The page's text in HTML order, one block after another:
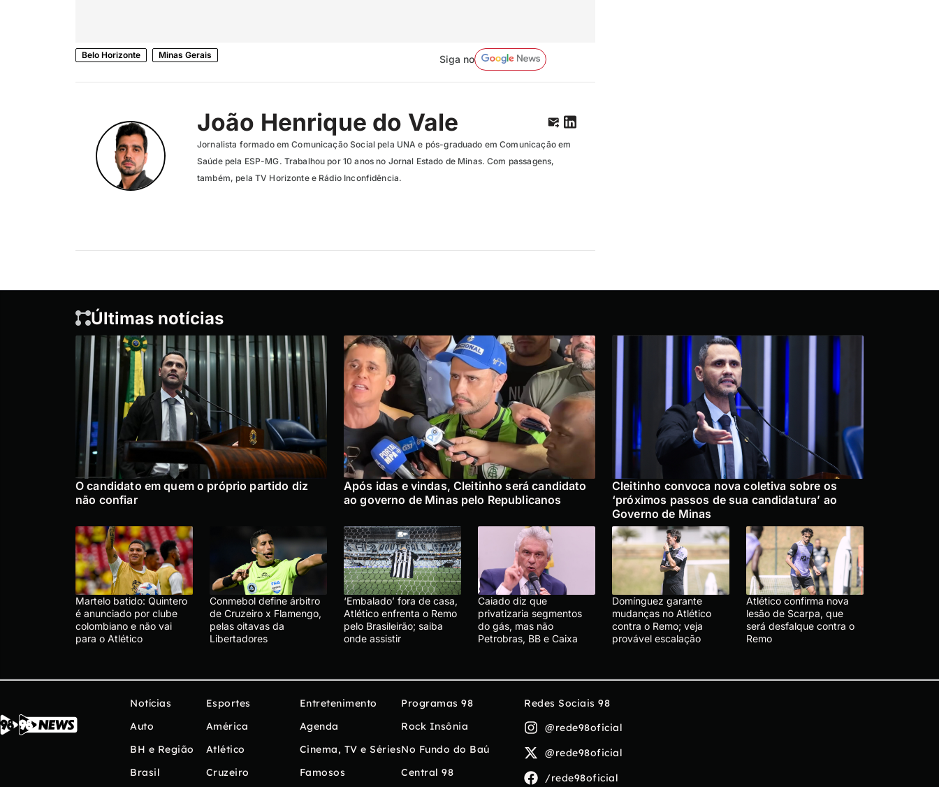
Belo Horizonte Minas Gerais Siga no
João Henrique do Vale
Jornalista formado em Comunicação Social pela UNA e pós-graduado em Comunicação em
Saúde pela ESP-MG. Trabalhou por 10 anos no Jornal Estado de Minas. Com passagens,
também, pela TV Horizonte e Rádio Inconfidência.
Últimas notícias
O candidato em quem o próprio partido diz
não confiar
Após idas e vindas, Cleitinho será candidato
ao governo de Minas pelo Republicanos
Cleitinho convoca nova coletiva sobre os
‘próximos passos de sua candidatura’ ao
Governo de Minas
Martelo batido: Quintero
é anunciado por clube
colombiano e não vai
para o Atlético
Conmebol define árbitro
de Cruzeiro x Flamengo,
pelas oitavas da
Libertadores
‘Embalado’ fora de casa,
Atlético enfrenta o Remo
pelo Brasileirão; saiba
onde assistir
Caiado diz que
privatizaria segmentos
do gás, mas não
Petrobras, BB e Caixa
Domínguez garante
mudanças no Atlético
contra o Remo; veja
provável escalação
Atlético confirma nova
lesão de Scarpa, que
será desfalque contra o
Remo
Notícias
Auto
BH e Região
Brasil
Esportes
América
Atlético
Cruzeiro
Entretenimento
Agenda
Cinema, TV e Séries
Famosos
Programas 98
Rock Insônia
No Fundo do Baú
Central 98
Redes Sociais 98
@rede98oficial
@rede98oficial
/rede98oficial